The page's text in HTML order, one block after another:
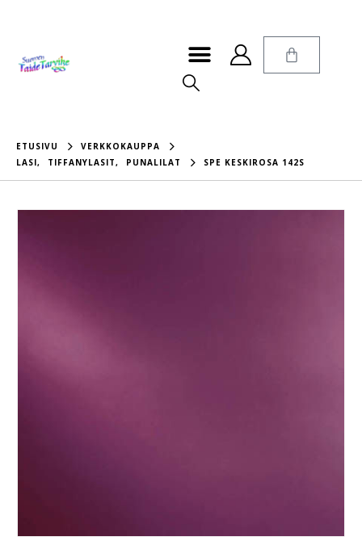
ETUSIVU
VERKKOKAUPPA
LASI, TIFFANYLASIT, PUNALILAT SPE KESKIROSA 142S